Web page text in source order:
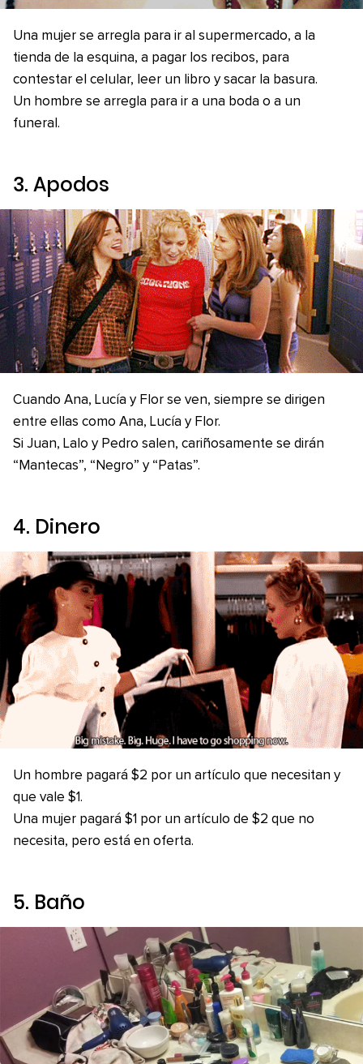
Una mujer se arregla para ir al supermercado, a la
tienda de la esquina, a pagar los recibos, para
contestar el celular, leer un libro y sacar la basura.
Un hombre se arregla para ir a una boda o a un
funeral.
3. Apodos
Cuando Ana, Lucía y Flor se ven, siempre se dirigen
entre ellas como Ana, Lucía y Flor.
Si Juan, Lalo y Pedro salen, cariñosamente se dirán
“Mantecas”, “Negro” y “Patas”.
4. Dinero
Un hombre pagará $2 por un artículo que necesitan y
que vale $1.
Una mujer pagará $1 por un artículo de $2 que no
necesita, pero está en oferta.
5. Baño